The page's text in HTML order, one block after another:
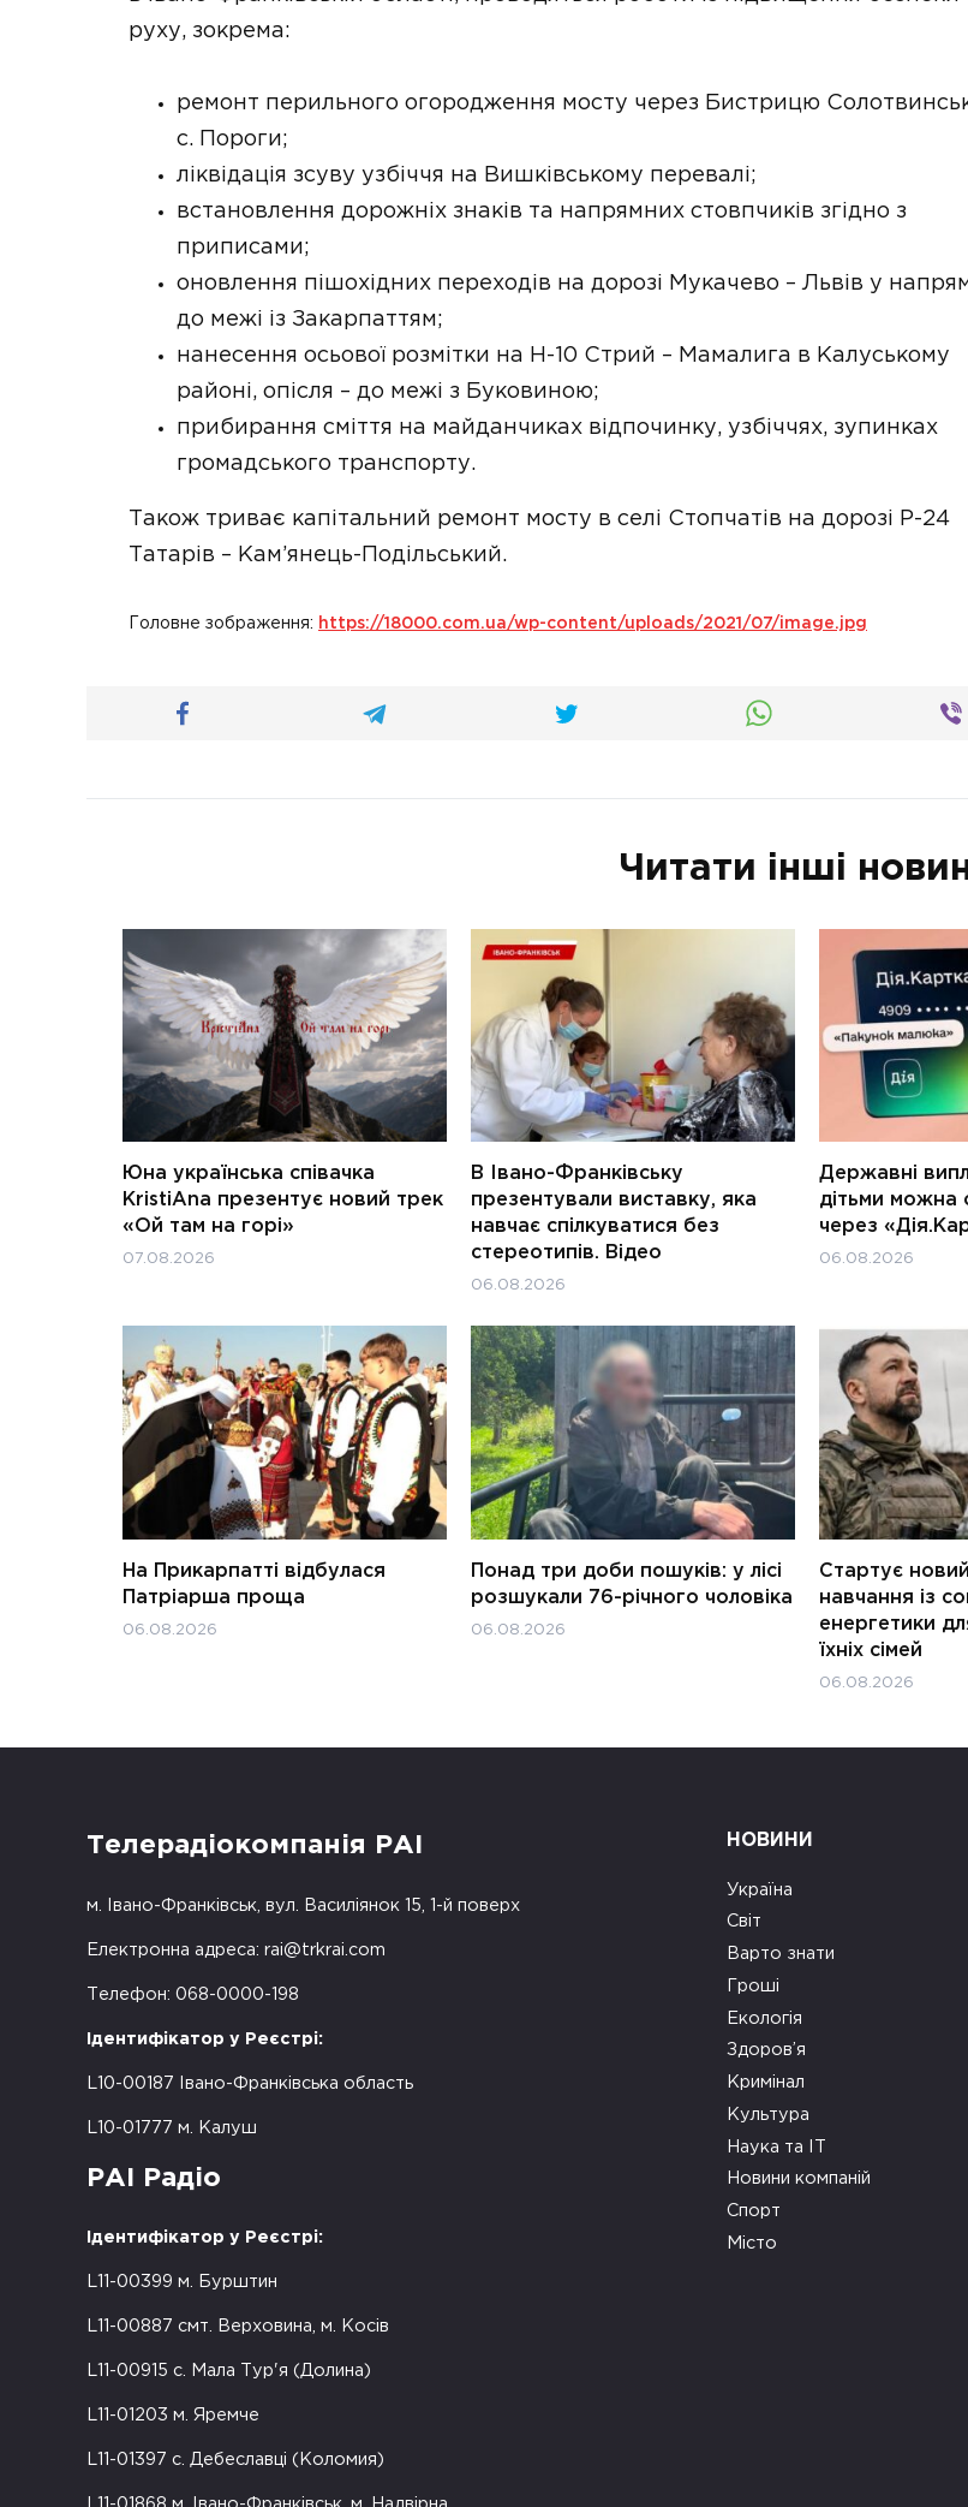
руху, зокрема:
ремонт перильного огородження мосту через Бистрицю
с. Пороги;
ліквідація зсуву узбіччя на Вишківському перевалі;
встановлення дорожніх знаків та напрямних стовпчиків згідно з
приписами;
оновлення пішохідних переходів на дорозі Мукачево – Львів у
до межі із Закарпаттям;
нанесення осьової розмітки на Н-10 Стрий – Мамалига в Калуському
районі, опісля – до межі з Буковиною;
прибирання сміття на майданчиках відпочинку, узбіччях, зупинках
громадського транспорту.
Також триває капітальний ремонт мосту в селі Стопчатів на дорозі Р-24
Татарів – Кам’янець-Подільський.
Головне зображення: https://18000.com.ua/wp-content/uploads/2021/07/image.jpg
Читати інші
Юна українська співачка
KristiAna презентує новий трек
«Ой там на горі»
07.08.2026
В Івано-Франківську
презентували виставку, яка
навчає спілкуватися без
стереотипів. Відео
06.08.2026
Державні
дітьми можна
через
06.08.2026
На Прикарпатті відбулася
Патріарша проща
06.08.2026
Понад три доби пошуків: у лісі
розшукали 76-річного чоловіка
06.08.2026
Стартує
навчання із
енергетики
їхніх сімей
06.08.2026
Телерадіокомпанія РАІ
м. Івано-Франківськ, вул. Василіянок 15, 1-й поверх
Електронна адреса: rai@trkrai.com
Телефон: 068-0000-198
Ідентифікатор у Реєстрі:
L10-00187 Івано-Франківська область
L10-01777 м. Калуш
РАІ Радіо
Ідентифікатор у Реєстрі:
L11-00399 м. Бурштин
L11-00887 смт. Верховина, м. Косів
L11-00915 с. Мала Тур'я (Долина)
L11-01203 м. Яремче
L11-01397 с. Дебеславці (Коломия)
НОВИНИ
Україна
Світ
Варто знати
Гроші
Екологія
Здоров’я
Кримінал
Культура
Наука та ІТ
Новини компаній
Спорт
Місто